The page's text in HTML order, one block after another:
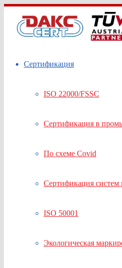
Сертификация
ISO 22000/FSSC
Сертификация в
По схеме Covid
Сертификация систем
ISO 50001
Экологическая